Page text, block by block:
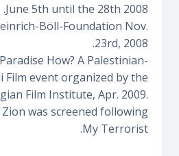
June 5th until the 28th 2008.
Böll-Foundation Nov.
23rd, 2008.
How? A Palestinian-
Film event organized by the
Film Institute, Apr. 2009.
was screened following
My Terrorist.